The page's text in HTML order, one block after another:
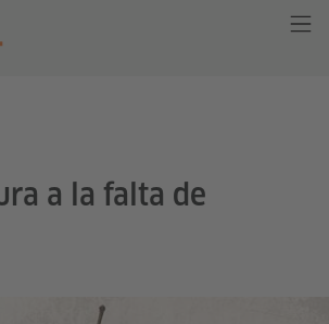
a la falta de